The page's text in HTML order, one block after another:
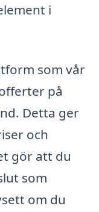
i
som vår
på
Detta ger
och
gör att du
som
om du